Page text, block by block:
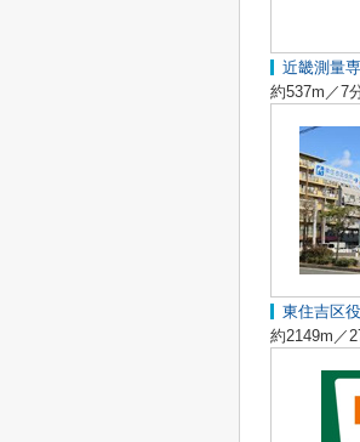
近畿測量
約537m／7
東住吉区
約2149m／